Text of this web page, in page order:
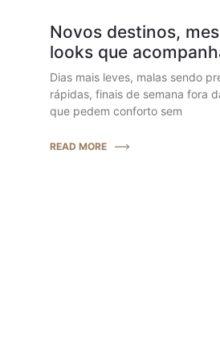
Novos destinos,
looks que
Dias mais leves, malas sendo
rápidas, finais de semana fora
que pedem conforto sem
READ MORE